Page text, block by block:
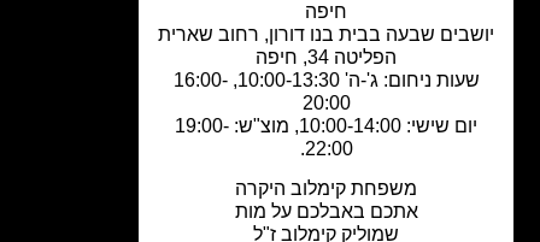
שבעה בבית בנו דורון, רחוב שארית
הפליטה 34, חיפה
שעות ניחום: ג'-ה' 10:00-13:30, 16:00-
יום שישי: 10:00-14:00, מוצ"ש: 19:00-
משפחת קימלוב היקרה
אתכם באבלכם על מות
שמוליק קימלוב ז"ל